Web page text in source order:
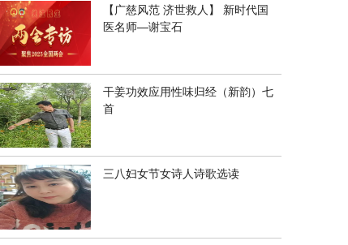
【广慈风范 济世救人】 新时代国
医名师—谢宝石
干姜功效应用性味归经（新韵）七
首
三八妇女节女诗人诗歌选读